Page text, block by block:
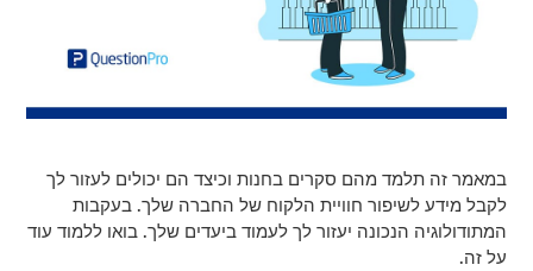
במאמר זה תלמד מהם סקרים בחנות וכיצד הם יכולים לעזור לך
לקבל מידע לשיפור חוויית הלקוח של החברה שלך. בעקבות
המתודולוגיה הנכונה יעזור לך לעמוד ביעדים שלך. בואו ללמוד עוד
על זה.